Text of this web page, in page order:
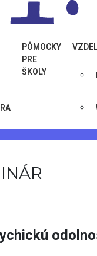
situacie/
PÔMOCKY
PRE
ŠKOLY